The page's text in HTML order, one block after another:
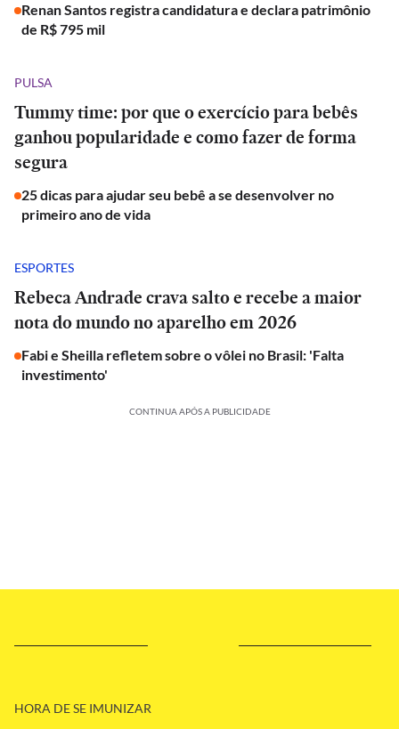
Renan Santos registra candidatura e declara patrimônio
de R$ 795 mil
PULSA
Tummy time: por que o exercício para bebês
ganhou popularidade e como fazer de forma
segura
25 dicas para ajudar seu bebê a se desenvolver no
primeiro ano de vida
ESPORTES
Rebeca Andrade crava salto e recebe a maior
nota do mundo no aparelho em 2026
Fabi e Sheilla refletem sobre o vôlei no Brasil: 'Falta
investimento'
CONTINUA APÓS A PUBLICIDADE
HORA DE SE IMUNIZAR